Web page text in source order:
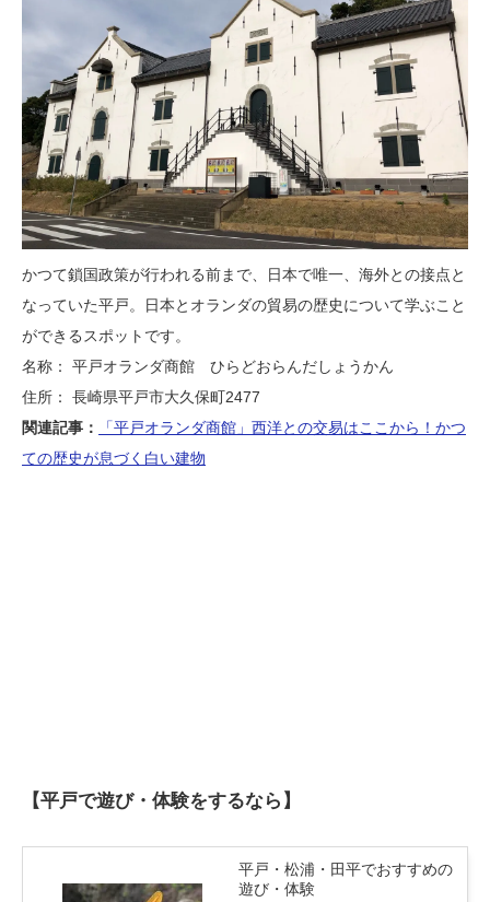
かつて鎖国政策が行われる前まで、日本で唯一、海外との接点と
なっていた平戸。日本とオランダの貿易の歴史について学ぶこと
ができるスポットです。
名称： 平戸オランダ商館 ひらどおらんだしょうかん
住所： 長崎県平戸市大久保町2477
関連記事：
「平戸オランダ商館」西洋との交易はここから！かつ
ての歴史が息づく白い建物
【平戸で遊び・体験をするなら】
平戸・松浦・田平でおすすめの
遊び・体験